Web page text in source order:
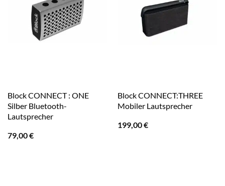
Block CONNECT : ONE
Silber Bluetooth-
Lautsprecher
79,00€
Block CONNECT:THREE
Mobiler Lautsprecher
199,00€